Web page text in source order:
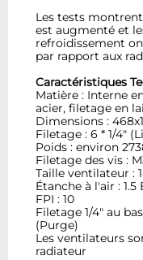
Les tests
est augmenté et
refroidissement
par rapport aux
Caractéristiques
Matière : Interne
acier, filetage en
Dimensions :
Filetage : 6 * 1/4"
Poids : environ
Filetage des vis :
Taille ventilateur :
Étanche à l'air : 1.5
FPI : 10
Filetage 1/4" au
(Purge)
Les ventilateurs
radiateur